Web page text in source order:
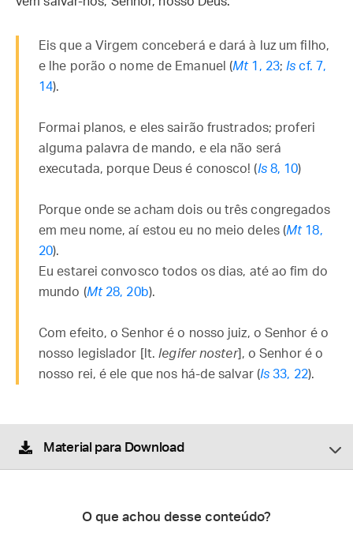
Eis que a Virgem conceberá e dará à luz um filho,
e lhe porão o nome de Emanuel (Mt1, 23; Is cf. 7,
14).
Formai planos, e eles sairão frustrados; proferi
alguma palavra de mando, e ela não será
executada, porque Deus é conosco! (Is8, 10)
Porque onde se acham dois ou três congregados
em meu nome, aí estou eu no meio deles (Mt18,
20).
Eu estarei convosco todos os dias, até ao fim do
mundo (Mt28, 20b).
Com efeito, o Senhor é o nosso juiz, o Senhor é o
nosso legislador [lt.legifer noster], o Senhor é o
nosso rei, é ele que nos há-de salvar (Is 33, 22).
Material para Download
O que achou desse conteúdo?